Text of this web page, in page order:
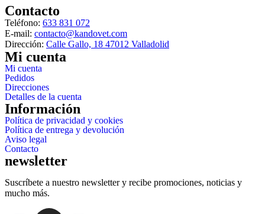
se
pueden
elegir
Contacto
Teléfono: 633 831 072
E-mail: contacto@kandovet.com
Dirección: Calle Gallo, 18 47012 Valladolid
Mi cuenta
Mi cuenta
Pedidos
Direcciones
Detalles de la cuenta
Información
Política de privacidad y cookies
Política de entrega y devolución
Aviso legal
Contacto
newsletter
Suscríbete a nuestro newsletter y recibe promociones, noticias y
mucho más.